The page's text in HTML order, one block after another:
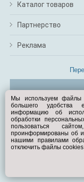
Каталог товаров
Партнерство
Реклама
Мы используем
большего удобства
информацию об
обработки
пользоваться
проинформированы об
нашими правилами
отключить файлы